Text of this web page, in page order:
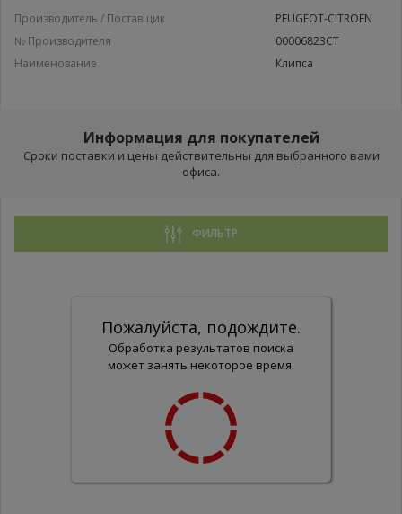
Производитель / Поставщик
PEUGEOT-CITROEN
№ Производителя
00006823CT
Наименование
Клипса
Информация для покупателей
Сроки поставки и цены действительны для выбранного вами
офиса.
ФИЛЬТР
Пожалуйста, подождите.
Обработка результатов поиска
может занять некоторое время.